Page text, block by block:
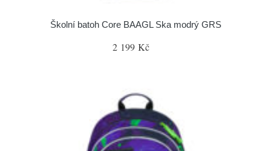
Školní batoh Core BAAGL Ska modrý GRS
2 199 Kč